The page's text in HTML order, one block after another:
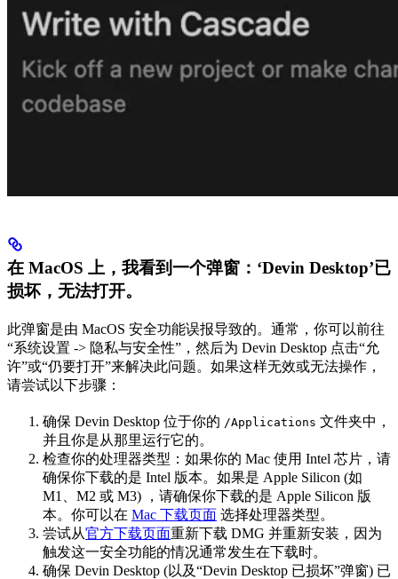
在 MacOS 上，我看到一个弹窗：‘Devin Desktop’已
损坏，无法打开。
此弹窗是由 MacOS 安全功能误报导致的。通常，你可以前往
“系统设置 -> 隐私与安全性”，然后为 Devin Desktop 点击“允
许”或“仍要打开”来解决此问题。如果这样无效或无法操作，
请尝试以下步骤：
确保 Devin Desktop 位于你的 /Applications 文件夹中，
并且你是从那里运行它的。
检查你的处理器类型：如果你的 Mac 使用 Intel 芯片，请
确保你下载的是 Intel 版本。如果是 Apple Silicon (如
M1、M2 或 M3) ，请确保你下载的是 Apple Silicon 版
本。你可以在 Mac 下载页面 选择处理器类型。
尝试从官方下载页面重新下载 DMG 并重新安装，因为
触发这一安全功能的情况通常发生在下载时。
确保 Devin Desktop (以及“Devin Desktop 已损坏”弹窗) 已